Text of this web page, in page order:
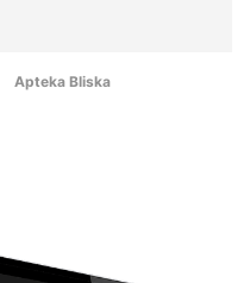
Apteka Bliska